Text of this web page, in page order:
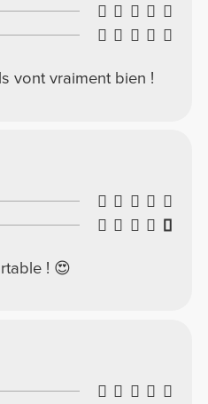
vont vraiment bien !
! 😍